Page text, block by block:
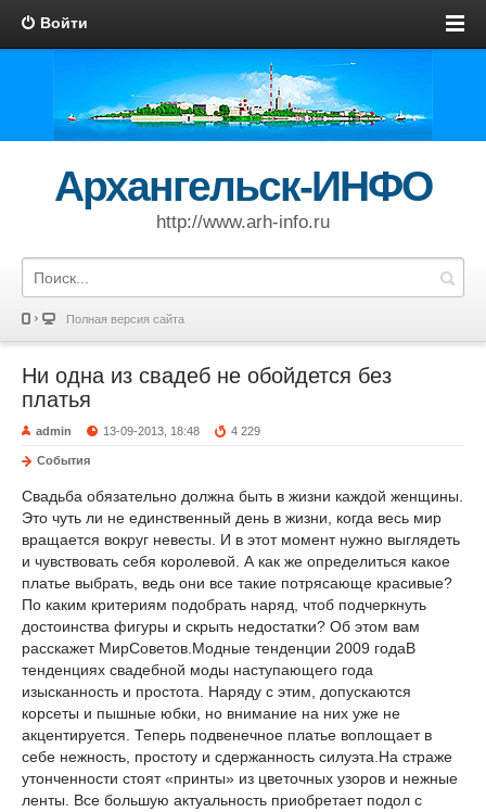
Войти
Архангельск-ИНФО
http://www.arh-info.ru
Полная версия сайта
Ни одна из свадеб не обойдется без
платья
admin 13-09-2013, 18:48 4 229
События
Свадьба обязательно должна быть в жизни каждой женщины.
Это чуть ли не единственный день в жизни, когда весь мир
вращается вокруг невесты. И в этот момент нужно выглядеть
и чувствовать себя королевой. А как же определиться какое
платье выбрать, ведь они все такие потрясающе красивые?
По каким критериям подобрать наряд, чтоб подчеркнуть
достоинства фигуры и скрыть недостатки? Об этом вам
расскажет МирСоветов.Модные тенденции 2009 годаВ
тенденциях свадебной моды наступающего года
изысканность и простота. Наряду с этим, допускаются
корсеты и пышные юбки, но внимание на них уже не
акцентируется. Теперь подвенечное платье воплощает в
себе нежность, простоту и сдержанность силуэта.На страже
утонченности стоят «принты» из цветочных узоров и нежные
ленты. Все большую актуальность приобретает подол с